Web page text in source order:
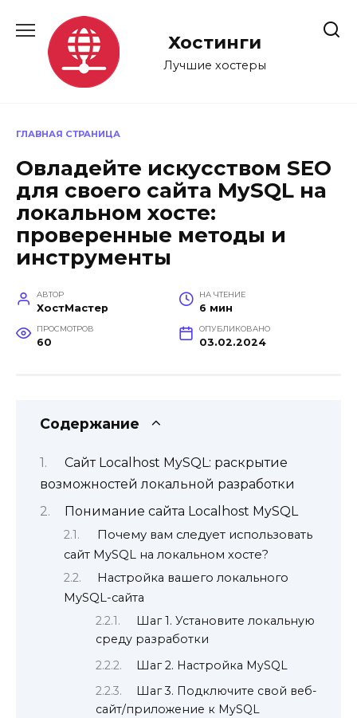
содержанию
Хостинги
Лучшие хостеры
ГЛАВНАЯ СТРАНИЦА
Овладейте искусством SEO
для своего сайта MySQL на
локальном хосте:
проверенные методы и
инструменты
АВТОР
ХостМастер
НА ЧТЕНИЕ
6 мин
ПРОСМОТРОВ
60
ОПУБЛИКОВАНО
03.02.2024
Содержание
Сайт Localhost MySQL: раскрытие
возможностей локальной разработки
Понимание сайта Localhost MySQL
Почему вам следует использовать
сайт MySQL на локальном хосте?
Настройка вашего локального
MySQL-сайта
Шаг 1. Установите локальную
среду разработки
Шаг 2. Настройка MySQL
Шаг 3. Подключите свой веб-
сайт/приложение к MySQL